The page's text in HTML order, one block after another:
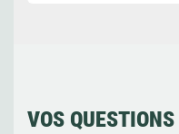
VOS QUESTIONS